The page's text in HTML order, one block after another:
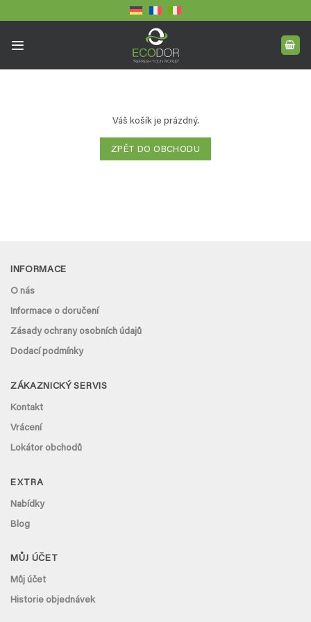
na
Váš košík je prázdný.
ZPĚT DO OBCHODU
INFORMACE
O nás
Informace o doručení
Zásady ochrany osobních údajů
Dodací podmínky
ZÁKAZNICKÝ SERVIS
Kontakt
Vrácení
Lokátor obchodů
EXTRA
Nabídky
Blog
MŮJ ÚČET
Můj účet
Historie objednávek